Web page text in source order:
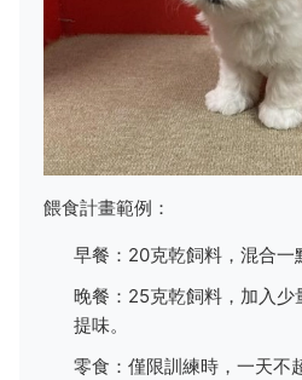
餵食計畫範例：
早餐：20克乾飼料，混合一
晚餐：25克乾飼料，加入少
提味。
零食：僅限訓練時，一天不